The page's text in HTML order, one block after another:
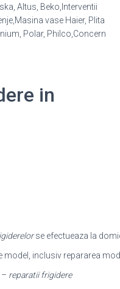
Altus, Beko,Interventii
vase Haier, Plita
Polar, Philco,Concern
in
se efectueaza la
model, inclusiv repararea
reparatii frigidere